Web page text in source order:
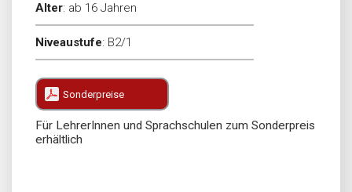
Alter: ab 16 Jahren
Niveaustufe: B2/1
Sonderpreise
Für LehrerInnen und Sprachschulen zum Sonderpreis
erhältlich